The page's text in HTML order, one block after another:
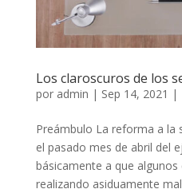
Los claroscuros de los
por admin | Sep 14, 2021 |
Preámbulo La reforma a la
el pasado mes de abril del
básicamente a que
realizando asiduamente